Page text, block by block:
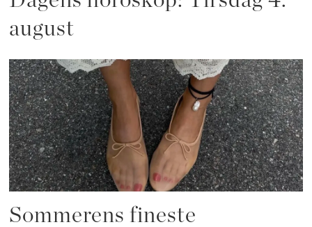
august
Sommerens fineste